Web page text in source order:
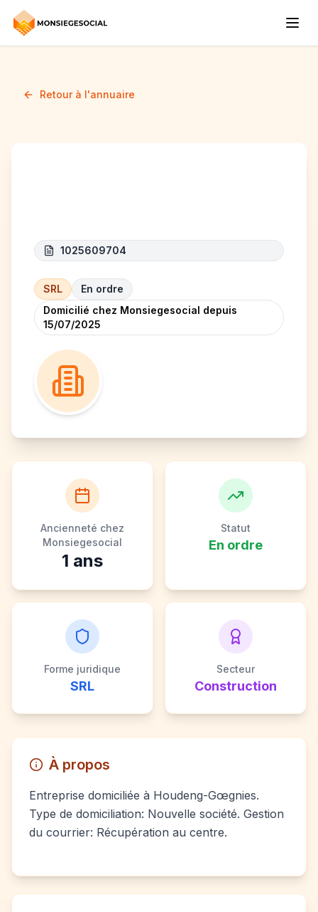
Retour à l'annuaire
1025609704
SRL
En ordre
Domicilié chez Monsiegesocial depuis
15/07/2025
Ancienneté chez
Monsiegesocial
1 ans
Statut
En ordre
Forme juridique
SRL
Secteur
Construction
À propos
Entreprise domiciliée à Houdeng-Gœgnies.
Type de domiciliation: Nouvelle société. Gestion
du courrier: Récupération au centre.